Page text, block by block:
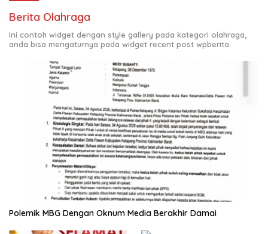
Berita Olahraga
Ini contoh widget dengan style gallery pada kategori olahraga,
anda bisa mengaturnya pada widget recent post wpberita.
Polemik MBG Dengan Oknum Media Berakhir Damai